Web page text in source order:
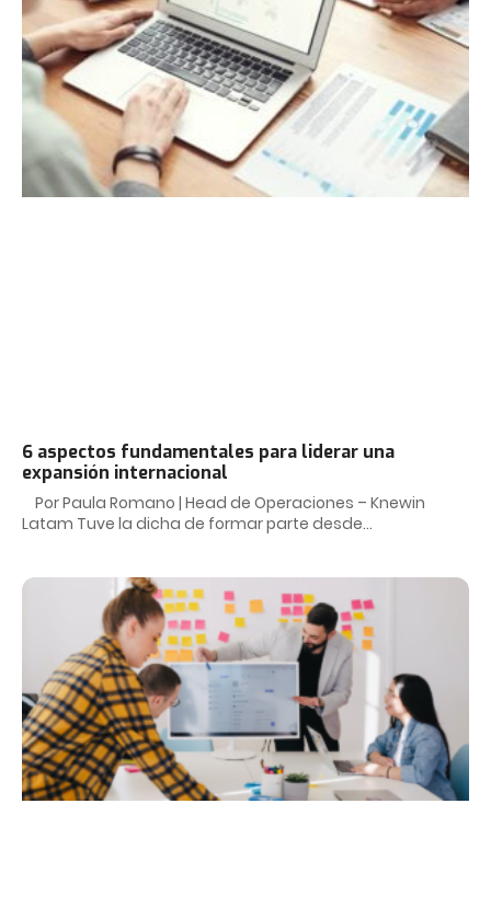
6 aspectos fundamentales para liderar una
expansión internacional
Por Paula Romano | Head de Operaciones – Knewin
Latam Tuve la dicha de formar parte desde